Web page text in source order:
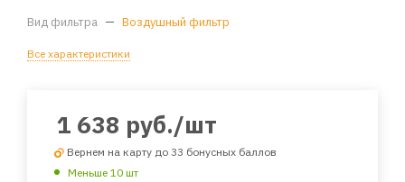
Вид фильтра — Воздушный фильтр
Все характеристики
1 638 руб./шт
Вернем на карту до 33 бонусных баллов
Меньше 10 шт